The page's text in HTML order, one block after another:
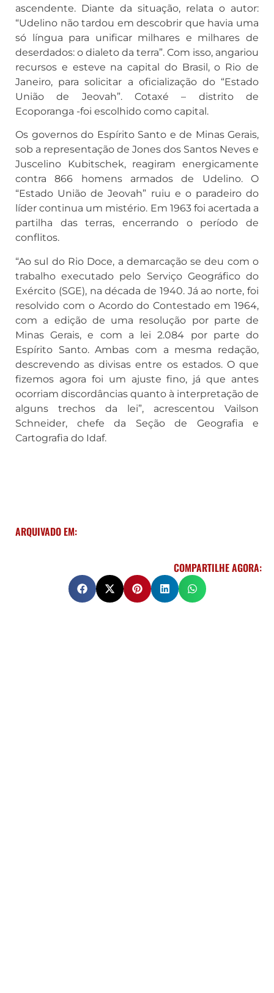
ascendente. Diante da situação, relata o autor:
“Udelino não tardou em descobrir que havia uma
só língua para unificar milhares e milhares de
deserdados: o dialeto da terra”. Com isso, angariou
recursos e esteve na capital do Brasil, o Rio de
Janeiro, para solicitar a oficialização do “Estado
União de Jeovah”. Cotaxé – distrito de
Ecoporanga -foi escolhido como capital.
Os governos do Espírito Santo e de Minas Gerais,
sob a representação de Jones dos Santos Neves e
Juscelino Kubitschek, reagiram energicamente
contra 866 homens armados de Udelino. O
“Estado União de Jeovah” ruiu e o paradeiro do
líder continua um mistério. Em 1963 foi acertada a
partilha das terras, encerrando o período de
conflitos.
“Ao sul do Rio Doce, a demarcação se deu com o
trabalho executado pelo Serviço Geográfico do
Exército (SGE), na década de 1940. Já ao norte, foi
resolvido com o Acordo do Contestado em 1964,
com a edição de uma resolução por parte de
Minas Gerais, e com a lei 2.084 por parte do
Espírito Santo. Ambas com a mesma redação,
descrevendo as divisas entre os estados. O que
fizemos agora foi um ajuste fino, já que antes
ocorriam discordâncias quanto à interpretação de
alguns trechos da lei”, acrescentou Vailson
Schneider, chefe da Seção de Geografia e
Cartografia do Idaf.
ARQUIVADO EM:
COMPARTILHE AGORA: